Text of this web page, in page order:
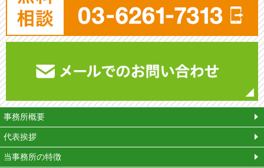
事務所概要
代表挨拶
当事務所の特徴